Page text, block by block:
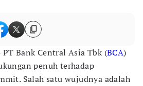
PT Bank Central Asia Tbk (BCA)
penuh terhadap
Salah satu wujudnya adalah